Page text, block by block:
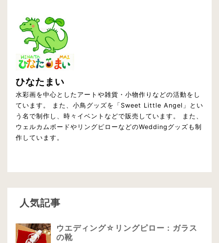
ひなたまい
水彩画を中心としたアートや雑貨・小物作りなどの活動をし
ています。 また、小鳥グッズを「Sweet Little Angel」とい
う名で制作し、時々イベントなどで販売しています。 また、
ウェルカムボードやリングピローなどのWeddingグッズも制
作しています。
人気記事
ウエディング☆リングピロー : ガラス
の靴